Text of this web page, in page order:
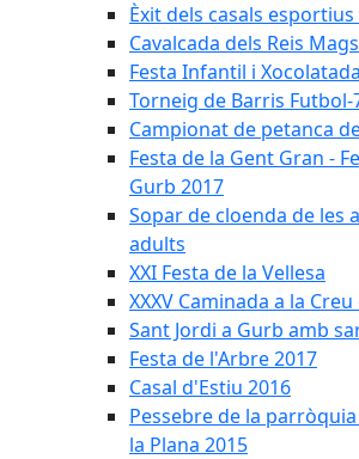
Èxit dels casals
Cavalcada dels Reis
Festa Infantil i
Torneig de Barris Futbol-
Campionat de petanca
Festa de la Gent Gran -
Gurb 2017
Sopar de cloenda de les
adults
XXI Festa de la Vellesa
XXXV Caminada a la
Sant Jordi a Gurb amb
Festa de l'Arbre 2017
Casal d'Estiu 2016
Pessebre de la
la Plana 2015